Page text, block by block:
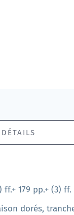
DÉTAILS
179 pp.+ (3) ff.
dorés,